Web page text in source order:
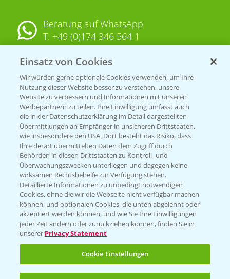
Beratung auf WhatsApp
T. +49 (0)174 346 564 1
KONTAKT
Hilfe in Notfällen
T.+49 (0)214/30-20220
Folgen Sie uns
Einsatz von Cookies
Wir würden gerne optionale Cookies verwenden, um Ihre
Nutzung dieser Website besser zu verstehen, unsere
Website zu verbessern und Informationen mit unseren
Werbepartnern zu teilen. Ihre Einwilligung umfasst auch
die in der Datenschutzerklärung im Detail dargestellten
Übermittlungen an Empfänger in unsicheren Drittstaaten,
wie insbesondere den USA. Dort besteht das Risiko, dass
Ihre derart übermittelten Daten dem Zugriff durch
Behörden in diesen Drittstaaten zu Kontroll- und
Überwachungszwecken unterliegen und dagegen keine
wirksamen Rechtsbehelfe zur Verfügung stehen.
Detaillierte Informationen zu unbedingt notwendigen
Cookies, ohne die wir die Webseite nicht verfügbar machen
können, und optionalen Cookies, die unten abgelehnt oder
akzeptiert werden können, und wie Sie Ihre Einwilligungen
jeder Zeit ändern oder zurückziehen können, finden Sie in
unserer Privacy Statement
Cookie Einstellungen